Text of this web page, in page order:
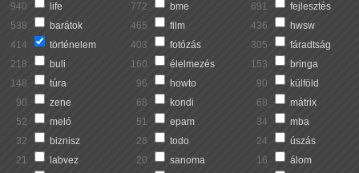
940 life 772 bme 691
fejlesztés
538
barátok 465 film 436
hwsw
414
történelem 403 fotózás 305
fáradtság
218
buli 160 élelmezés 153
bringa
148
túra 96 howto 90
külföld
90
zene 68 kondi 68
mátrix
52
meló 51 epam 34
mba
32
biznisz 26 todo 24
úszás
21
labvez 20 sanoma 16
álom